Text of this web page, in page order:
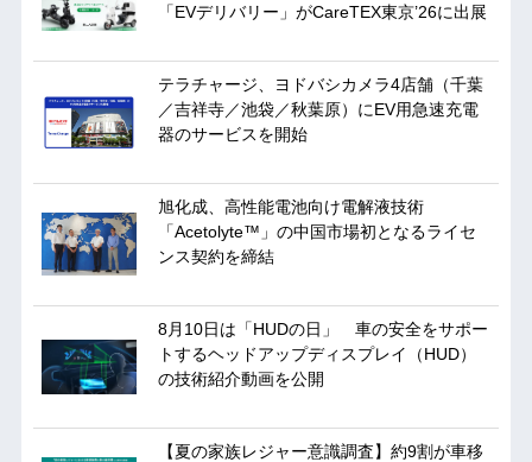
「EVデリバリー」がCareTEX東京’26に出展
テラチャージ、ヨドバシカメラ4店舗（千葉
／吉祥寺／池袋／秋葉原）にEV用急速充電
器のサービスを開始
旭化成、高性能電池向け電解液技術
「Acetolyte™」の中国市場初となるライセ
ンス契約を締結
8月10日は「HUDの日」 車の安全をサポー
トするヘッドアップディスプレイ（HUD）
の技術紹介動画を公開
【夏の家族レジャー意識調査】約9割が車移